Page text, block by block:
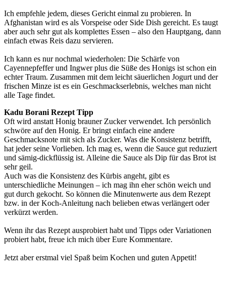
Ich empfehle jedem, dieses Gericht einmal zu probieren. In
Afghanistan wird es als Vorspeise oder Side Dish gereicht. Es taugt
aber auch sehr gut als komplettes Essen – also den Hauptgang, dann
einfach etwas Reis dazu servieren.
Ich kann es nur nochmal wiederholen: Die Schärfe von
Cayennepfeffer und Ingwer plus die Süße des Honigs ist schon ein
echter Traum. Zusammen mit dem leicht säuerlichen Jogurt und der
frischen Minze ist es ein Geschmackserlebnis, welches man nicht
alle Tage findet.
Kadu Borani Rezept Tipp
Oft wird anstatt Honig brauner Zucker verwendet. Ich persönlich
schwöre auf den Honig. Er bringt einfach eine andere
Geschmacksnote mit sich als Zucker. Was die Konsistenz betrifft,
hat jeder seine Vorlieben. Ich mag es, wenn die Sauce gut reduziert
und sämig-dickflüssig ist. Alleine die Sauce als Dip für das Brot ist
sehr geil.
Auch was die Konsistenz des Kürbis angeht, gibt es
unterschiedliche Meinungen – ich mag ihn eher schön weich und
gut durch gekocht. So können die Minutenwerte aus dem Rezept
bzw. in der Koch-Anleitung nach belieben etwas verlängert oder
verkürzt werden.
Wenn ihr das Rezept ausprobiert habt und Tipps oder Variationen
probiert habt, freue ich mich über Eure Kommentare.
Jetzt aber erstmal viel Spaß beim Kochen und guten Appetit!